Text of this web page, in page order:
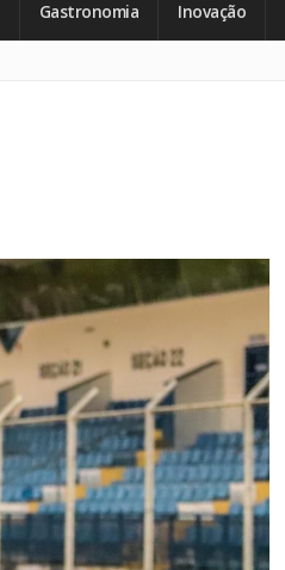
Gastronomia Inovação